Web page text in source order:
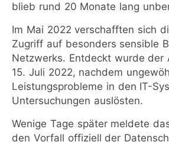
blieb rund 20 Monate lang
Im Mai 2022 verschafften sich
Zugriff auf besonders sensible
Netzwerks. Entdeckt wurde der
15. Juli 2022, nachdem
Leistungsprobleme in den IT-
Untersuchungen auslösten.
Wenige Tage später meldete
den Vorfall offiziell der